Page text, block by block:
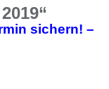
sichern! –